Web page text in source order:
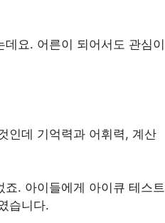
요. 어른이 되어서도 관심이
인데 기억력과 어휘력, 계산
. 아이들에게 아이큐 테스트
습니다.